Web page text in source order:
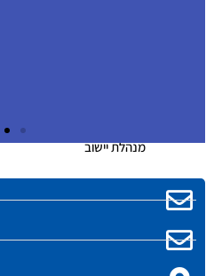
מנהלת יישוב